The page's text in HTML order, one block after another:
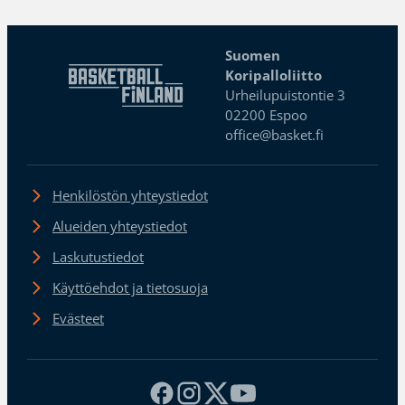
Suomen
Koripalloliitto
Urheilupuistontie 3
02200 Espoo
office@basket.fi
Henkilöstön yhteystiedot
Alueiden yhteystiedot
Laskutustiedot
Käyttöehdot ja tietosuoja
Evästeet